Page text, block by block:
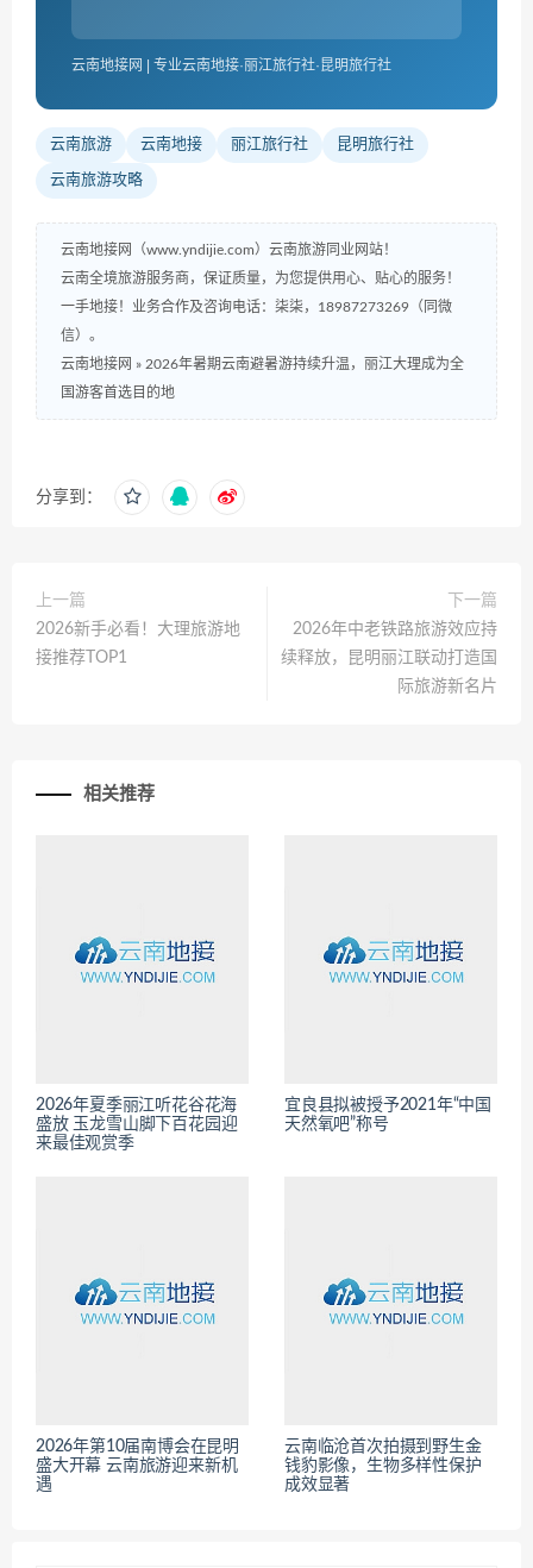
云南地接网 | 专业云南地接·丽江旅行社·昆明旅行社
云南旅游 云南地接 丽江旅行社 昆明旅行社
云南旅游攻略
云南地接网（www.yndijie.com）云南旅游同业网站！
云南全境旅游服务商，保证质量，为您提供用心、贴心的服务！
一手地接！业务合作及咨询电话：柒柒，18987273269（同微
信）。
云南地接网 » 2026年暑期云南避暑游持续升温，丽江大理成为全
国游客首选目的地
分享到：
上一篇
2026新手必看！大理旅游地
接推荐TOP1
下一篇
2026年中老铁路旅游效应持
续释放，昆明丽江联动打造国
际旅游新名片
相关推荐
2026年夏季丽江听花谷花海
盛放 玉龙雪山脚下百花园迎
来最佳观赏季
宜良县拟被授予2021年“中国
天然氧吧”称号
2026年第10届南博会在昆明
盛大开幕 云南旅游迎来新机
遇
云南临沧首次拍摄到野生金
钱豹影像，生物多样性保护
成效显著